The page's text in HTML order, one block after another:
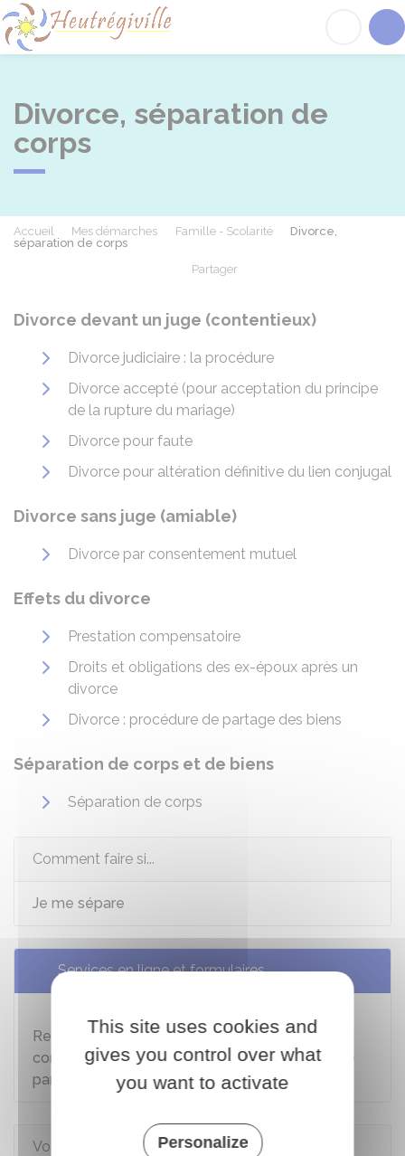
Divorce, séparation de
corps
Accueil Mes démarches Famille - Scolarité
Divorce,
séparation de corps
Partager
Divorce devant un juge (contentieux)
Divorce judiciaire : la procédure
Divorce accepté (pour acceptation du principe
de la rupture du mariage)
Divorce pour faute
Divorce pour altération définitive du lien conjugal
Divorce sans juge (amiable)
Divorce par consentement mutuel
Effets du divorce
Prestation compensatoire
Droits et obligations des ex-époux après un
divorce
Divorce : procédure de partage des biens
Séparation de corps et de biens
Séparation de corps
Comment faire si...
Je me sépare
Services en ligne et formulaires
Reconnaissance d'un jugement étranger
concernant un divorce ou l'exercice de l'autorité
parentale
Voir aussi
This site uses cookies and
gives you control over what
you want to activate
Personalize